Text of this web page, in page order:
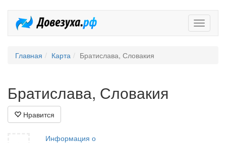
Главная Карта Братислава, Словакия
Братислава, Словакия
Нравится
Информация о